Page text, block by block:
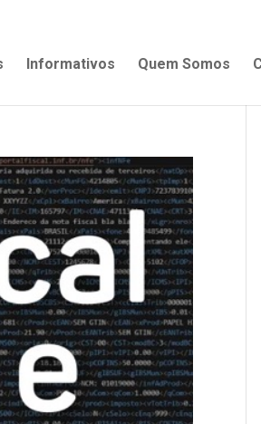
Informativos Quem Somos